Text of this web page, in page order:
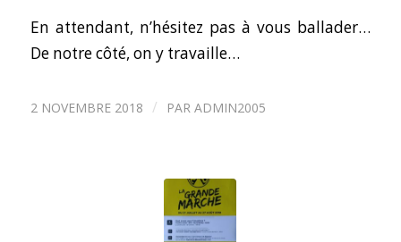
En attendant, n’hésitez pas à vous ballader…
De notre côté, on y travaille…
2 NOVEMBRE 2018 / PAR ADMIN2005